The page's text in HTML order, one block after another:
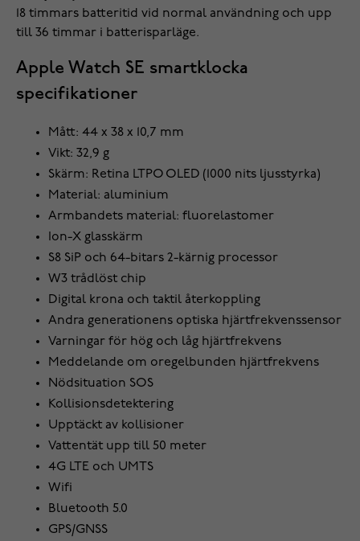
18 timmars batteritid vid normal användning och upp
till 36 timmar i batterisparläge.
Apple Watch SE smartklocka
specifikationer
Mått: 44 x 38 x 10,7 mm
Vikt: 32,9 g
Skärm: Retina LTPO OLED (1000 nits ljusstyrka)
Material: aluminium
Armbandets material: fluorelastomer
Ion-X glasskärm
S8 SiP och 64-bitars 2-kärnig processor
W3 trådlöst chip
Digital krona och taktil återkoppling
Andra generationens optiska hjärtfrekvenssensor
Varningar för hög och låg hjärtfrekvens
Meddelande om oregelbunden hjärtfrekvens
Nödsituation SOS
Kollisionsdetektering
Upptäckt av kollisioner
Vattentät upp till 50 meter
4G LTE och UMTS
Wifi
Bluetooth 5.0
GPS/GNSS